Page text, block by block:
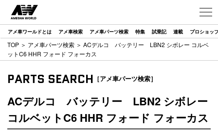
アメ車ワールドとは アメ車検索 アメ車パーツ検索 特集 試乗記 連載 プロショッ
TOP ＞ アメ車パーツ検索 ＞ ACデルコ バッテリー LBN2 シボレー コルベ
ットC6 HHR フォード フォーカス
PARTS SEARCH ［アメ車パーツ検索］
ACデルコ バッテリー LBN2 シボレー
コルベットC6 HHR フォード フォーカス